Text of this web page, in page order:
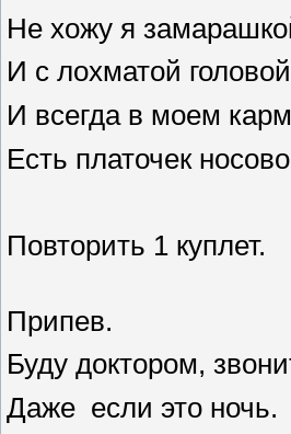
Не хожу я
И с лохматой
И всегда в моем
Есть платочек
Повторить 1 куплет.
Припев.
Буду доктором,
Даже если это ночь.